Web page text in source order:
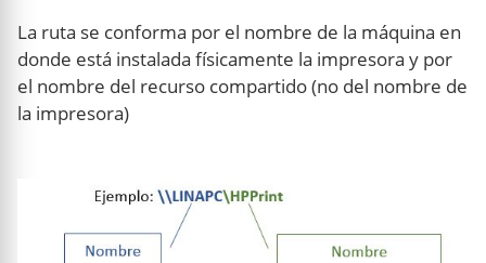
La ruta se conforma por el nombre de la máquina en
donde está instalada físicamente la impresora y por
el nombre del recurso compartido (no del nombre de
la impresora)